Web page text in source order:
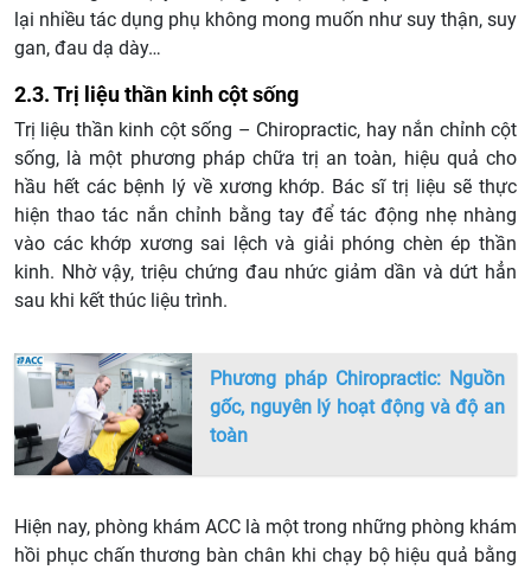
lại nhiều tác dụng phụ không mong muốn như suy thận, suy
gan, đau dạ dày…
2.3. Trị liệu thần kinh cột sống
Trị liệu thần kinh cột sống – Chiropractic, hay nắn chỉnh cột
sống, là một phương pháp chữa trị an toàn, hiệu quả cho
hầu hết các bệnh lý về xương khớp. Bác sĩ trị liệu sẽ thực
hiện thao tác nắn chỉnh bằng tay để tác động nhẹ nhàng
vào các khớp xương sai lệch và giải phóng chèn ép thần
kinh. Nhờ vậy, triệu chứng đau nhức giảm dần và dứt hẳn
sau khi kết thúc liệu trình.
Phương pháp Chiropractic: Nguồn
gốc, nguyên lý hoạt động và độ an
toàn
Hiện nay, phòng khám ACC là một trong những phòng khám
hồi phục chấn thương bàn chân khi chạy bộ hiệu quả bằng